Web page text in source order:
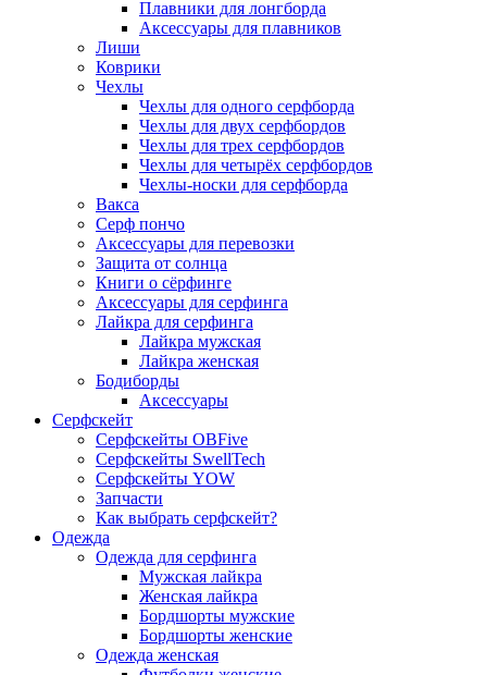
Плавники для лонгборда
Аксессуары для плавников
Лиши
Коврики
Чехлы
Чехлы для одного серфборда
Чехлы для двух серфбордов
Чехлы для трех серфбордов
Чехлы для четырёх серфбордов
Чехлы-носки для серфборда
Вакса
Серф пончо
Аксессуары для перевозки
Защита от солнца
Книги о сёрфинге
Аксессуары для серфинга
Лайкра для серфинга
Лайкра мужская
Лайкра женская
Бодиборды
Аксессуары
Серфскейт
Серфскейты OBFive
Серфскейты SwellTech
Серфскейты YOW
Запчасти
Как выбрать серфскейт?
Одежда
Одежда для серфинга
Мужская лайкра
Женская лайкра
Бордшорты мужские
Бордшорты женские
Одежда женская